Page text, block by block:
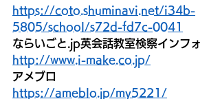
https://coto.shuminavi.net/i34b-
5805/school/s72d-fd7c-0041
ならいごと.jp英会話教室検察インフォ
http://www.i-make.co.jp/
アメブロ
https://ameblo.jp/my5221/